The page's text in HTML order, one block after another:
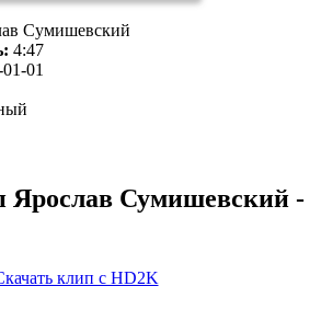
Сумишевский
4:47
01
Ярослав Сумишевский -
клип с HD2K